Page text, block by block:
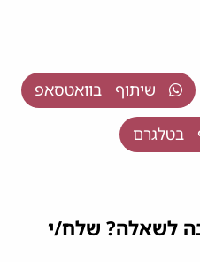
שיתוף בוואטסאפ
בטלגרם
לשאלה? שלח/י